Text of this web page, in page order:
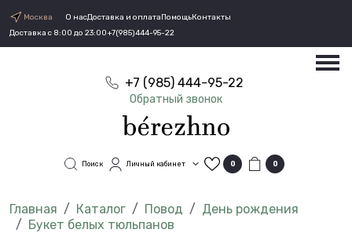
Москва О насДоставка и оплатаПомощьКонтакты
Доставка с 8:00 до 23:00+7(985)444-95-22
+7 (985) 444-95-22
Обратный звонок
Поиск Личный кабинет 0 0
Каталог Повод
День рождения
Букет белых тюльпанов